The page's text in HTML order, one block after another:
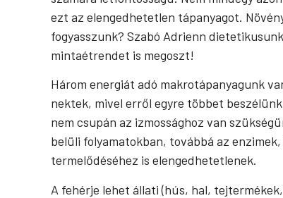
ezt az elengedhetetlen tápanyagot.
fogyasszunk? Szabó Adrienn
mintaétrendet is megoszt!
Három energiát adó makrotápanyagunk
nektek, mivel erről egyre többet
nem csupán az izmossághoz van
belüli folyamatokban, továbbá az
termelődéséhez is elengedhetetlenek.
A fehérje lehet állati (hús, hal,